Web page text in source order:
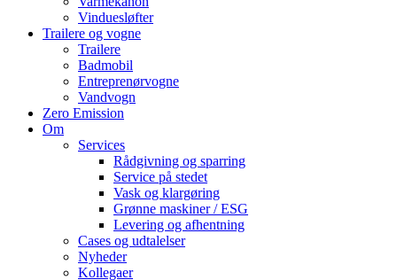
Vinduesløfter
Trailere og vogne
Trailere
Badmobil
Entreprenørvogne
Vandvogn
Zero Emission
Om
Services
Rådgivning og sparring
Service på stedet
Vask og klargøring
Grønne maskiner / ESG
Levering og afhentning
Cases og udtalelser
Nyheder
Kollegaer